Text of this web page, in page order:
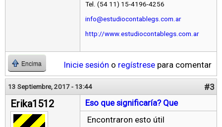
Tel. (54 11) 15-4196-4256
info@estudiocontablegs.com.ar
http://www.estudiocontablegs.com.ar
Encima Inicie sesión o regístrese para comentar
13 Septiembre, 2017 - 13:44 #3
Erika1512
Eso que significaría? Que
Encontraron esto útil